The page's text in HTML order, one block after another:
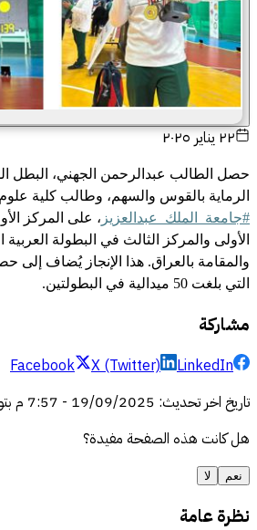
٢٢ يناير ٢٠٢٥
حصل الطالب عبدالرحمن الجهني، البطل
الرماية بالقوس والسهم، وطالب كلية
#جامعة_الملك_عبدالعزيز ، على المركز
الأولى والمركز الثالث في البطولة العربية
والمقامة بالعراق. هذا الإنجاز يُضاف إلى
التي بلغت 50 ميدالية في البطولتين.
مشاركة
Facebook X (Twitter)
LinkedIn
تاريخ اخر تحديث:
19/09/2025
- 7:57 م
هل كانت هذه الصفحة مفيدة؟
نعم لا
نظرة عامة